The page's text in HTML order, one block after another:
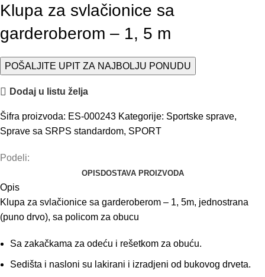
Klupa za svlačionice sa
garderoberom – 1, 5 m
POŠALJITE UPIT ZA NAJBOLJU PONUDU
Dodaj u listu želja
Šifra proizvoda: ES-000243 Kategorije: Sportske sprave,
Sprave sa SRPS standardom, SPORT
Podeli:
OPISDOSTAVA PROIZVODA
Opis
Klupa za svlačionice sa garderoberom – 1, 5m, jednostrana
(puno drvo), sa policom za obucu
Sa zakačkama za odeću i rešetkom za obuću.
Sedišta i nasloni su lakirani i izradjeni od bukovog drveta.